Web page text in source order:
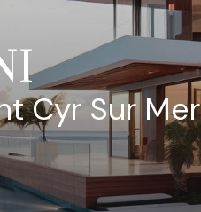
Cyr Sur Mer